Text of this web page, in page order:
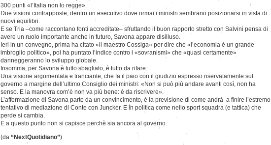
300 punti «l’Italia non lo regge».
Due visioni contrapposte, dentro un esecutivo dove ormai i ministri sembrano posizionarsi in vista di
nuovi equilibri.
E se Tria –come raccontano fonti accreditate– sfruttando il buon rapporto stretto con Salvini pensa di
avere un ruolo importante anche in futuro, Savona appare disilluso.
Ieri in un convegno, prima ha citato «il maestro Cossiga» per dire che «l’economia è un grande
imbroglio politico», poi ha puntato l’indice contro i «sovranismi» che «quasi certamente»
danneggeranno lo sviluppo globale.
Insomma, per Savona è tutto sbagliato, è tutto da rifare:
Una visione argomentata e tranciante, che fa il paio con il giudizio espresso riservatamente sul
governo a margine dell’ultimo Consiglio dei ministri: «Non si può più andare avanti così, non ha
senso. E la manovra com’è non va più bene: è da riscrivere».
L’affermazione di Savona parte da un convincimento, è la previsione di come andrà a finire l’estremo
tentativo di mediazione di Conte con Juncker. E in politica come nello sport squadra (e tattica) che
perde si cambia.
E a questo punto non si capisce perchè sia ancora al governo.
(da “NextQuotidiano”)